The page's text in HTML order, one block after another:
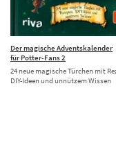
Der magische Adventskalender
für Potter-Fans 2
24 neue magische Türchen mit
DIY-Ideen und unnützem Wissen